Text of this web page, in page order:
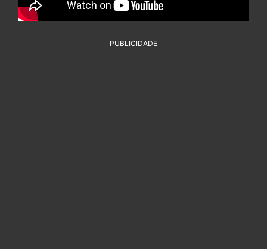
PUBLICIDADE